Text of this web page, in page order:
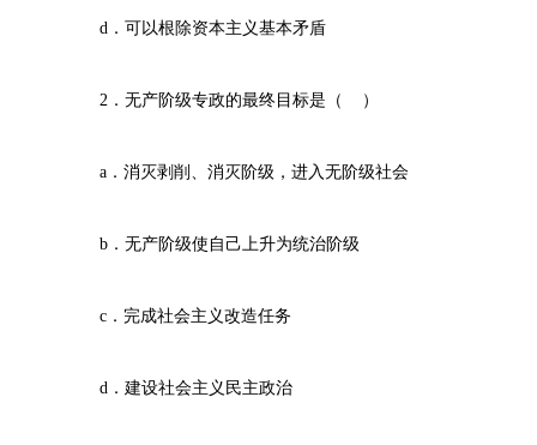
d．可以根除资本主义基本矛盾
2．无产阶级专政的最终目标是（ ）
a．消灭剥削、消灭阶级，进入无阶级社会
b．无产阶级使自己上升为统治阶级
c．完成社会主义改造任务
d．建设社会主义民主政治